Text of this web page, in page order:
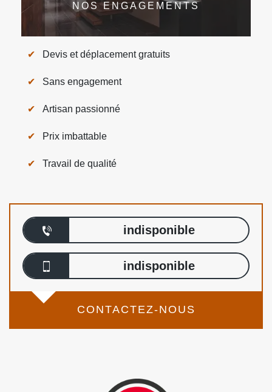
NOS ENGAGEMENTS
Devis et déplacement gratuits
Sans engagement
Artisan passionné
Prix imbattable
Travail de qualité
indisponible
indisponible
CONTACTEZ-NOUS